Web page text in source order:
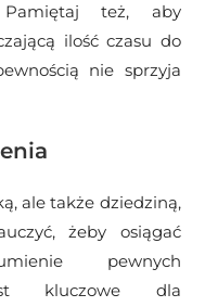
też, aby
ilość czasu do
nie sprzyja
ale także dziedziną,
żeby osiągać
pewnych
kluczowe dla